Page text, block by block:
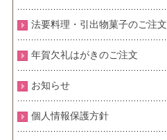
法要料理・引出物菓子のご注文
年賀欠礼はがきのご注文
お知らせ
個人情報保護方針